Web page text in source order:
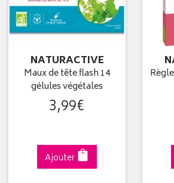
NATURACTIVE
Maux de tête flash 14
gélules végétales
3,99€
Ajouter